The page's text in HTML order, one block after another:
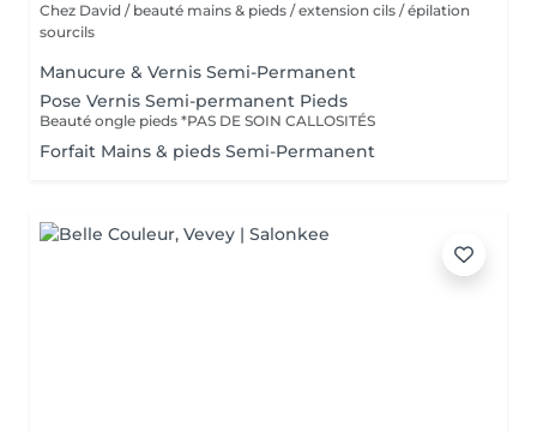
Chez David / beauté mains & pieds / extension cils / épilation
sourcils
Manucure & Vernis Semi-Permanent
Pose Vernis Semi-permanent Pieds
Beauté ongle pieds *PAS DE SOIN CALLOSITÉS
Forfait Mains & pieds Semi-Permanent